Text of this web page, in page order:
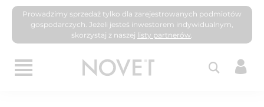
Prowadzimy sprzedaż tylko dla zarejestrowanych podmiotów
gospodarczych. Jeżeli jesteś inwestorem indywidualnym,
skorzystaj z naszej listy partnerów.